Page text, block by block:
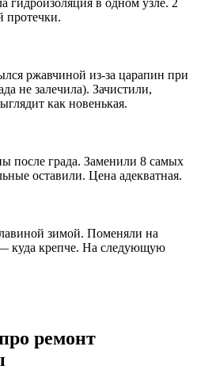
гидроизоляция в одном узле. 2
протечки.
ржавчиной из-за царапин при
не залечила). Зачистили,
как новенькая.
после града. Заменили 8 самых
оставили. Цена адекватная.
зимой. Поменяли на
куда крепче. На следующую
ремонт